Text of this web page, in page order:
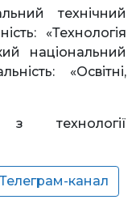
технічний
«Технологія
національний
«Освітні,
технології
Телеграм-канал